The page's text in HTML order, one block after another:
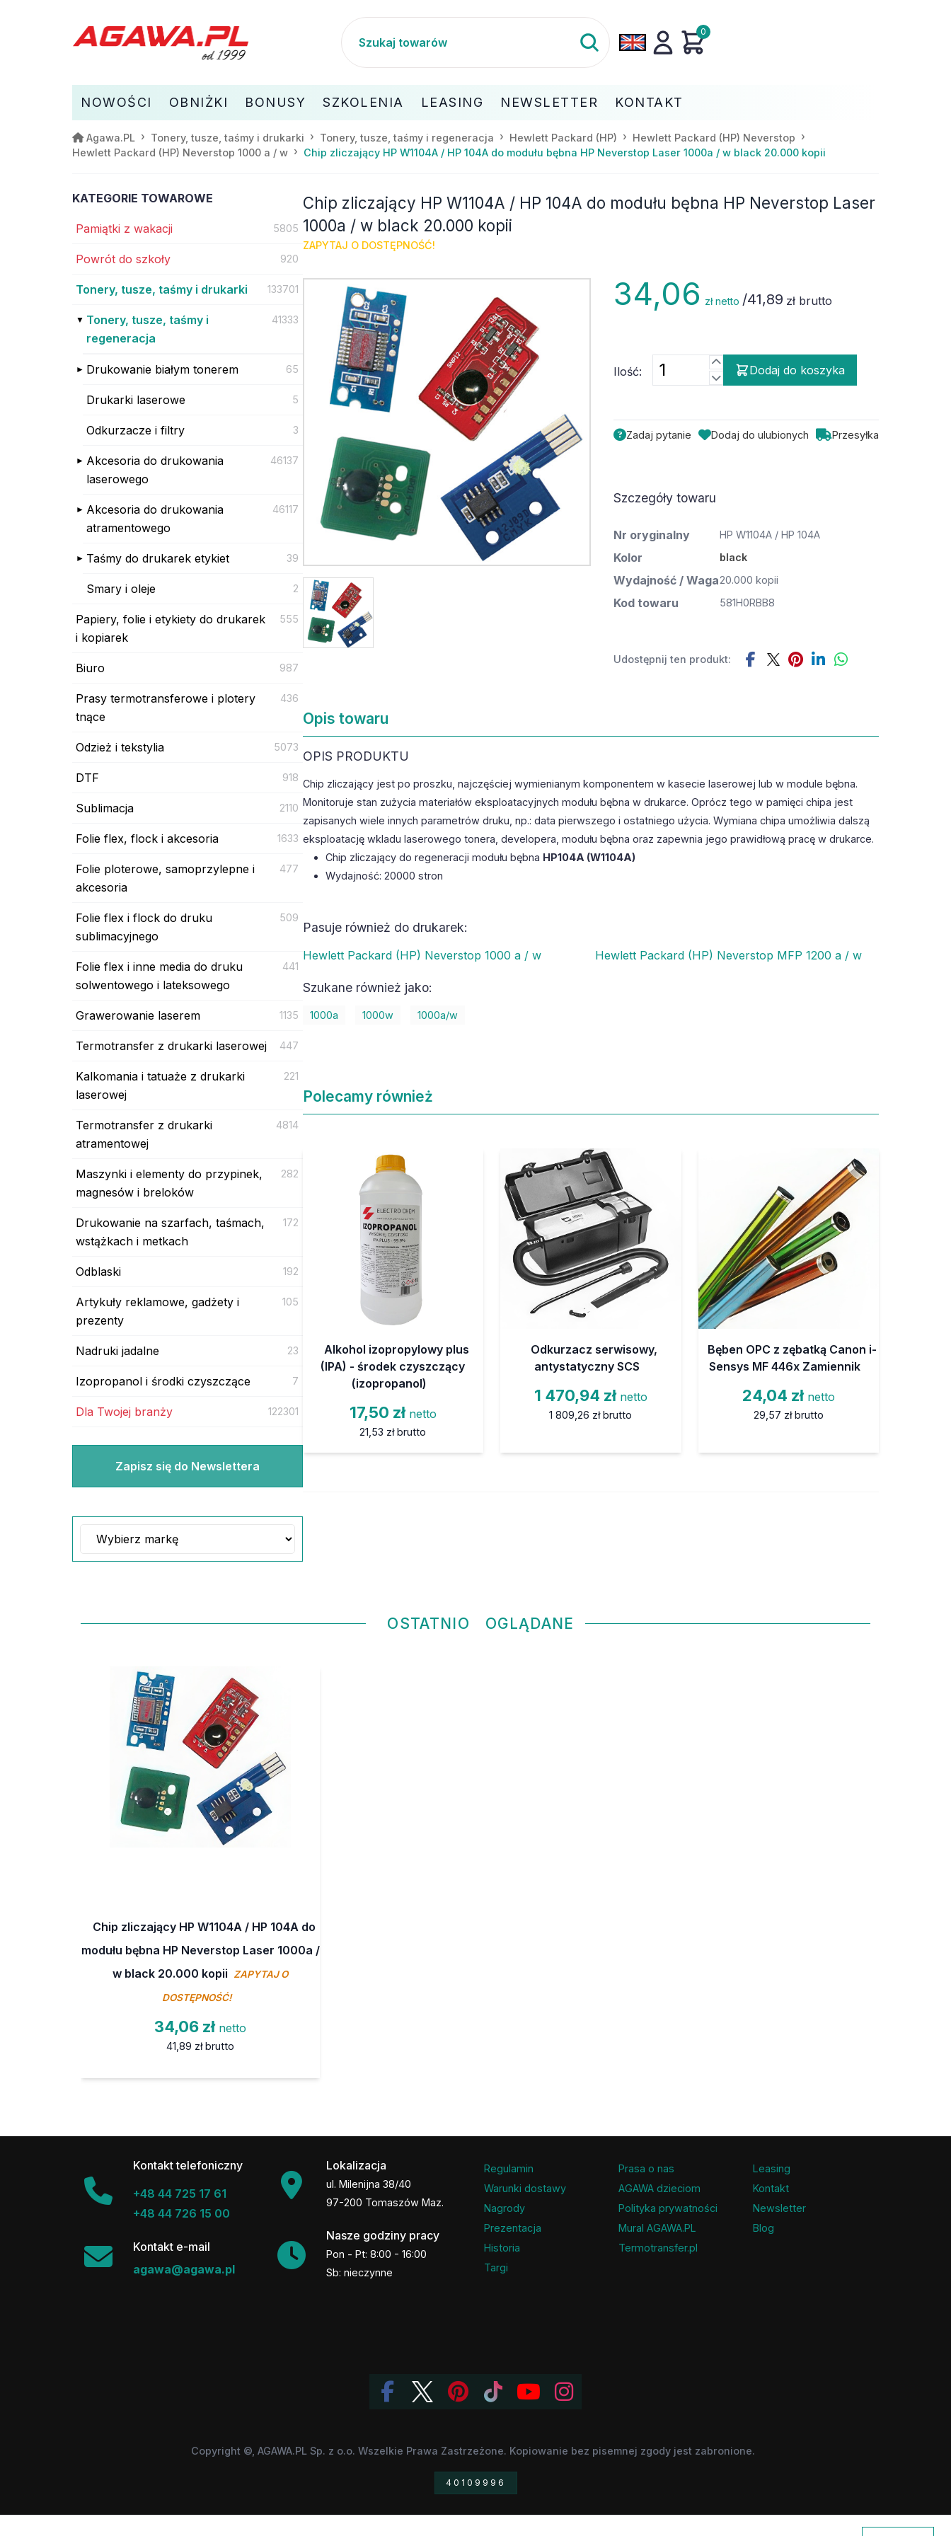
0
NOWOŚCI OBNIŻKI BONUSY SZKOLENIA LEASING NEWSLETTER KONTAKT
Agawa.PL Tonery, tusze, taśmy i drukarki Tonery, tusze, taśmy i regeneracja Hewlett Packard (HP)
Hewlett Packard (HP) Neverstop
Hewlett Packard (HP) Neverstop 1000 a / w
Chip zliczający HP W1104A / HP 104A do modułu bębna HP Neverstop Laser 1000a / w black 20.000 kopii
KATEGORIE TOWAROWE
Pamiątki z wakacji 5805
Powrót do szkoły 920
Tonery, tusze, taśmy i drukarki 133701
Tonery, tusze, taśmy i
regeneracja
41333
Drukowanie białym tonerem 65
Drukarki laserowe 5
Odkurzacze i filtry 3
Akcesoria do drukowania
laserowego
46137
Akcesoria do drukowania
atramentowego
46117
Taśmy do drukarek etykiet 39
Smary i oleje 2
Papiery, folie i etykiety do drukarek
i kopiarek
555
Biuro 987
Prasy termotransferowe i plotery
tnące
436
Odzież i tekstylia 5073
DTF 918
Sublimacja 2110
Folie flex, flock i akcesoria 1633
Folie ploterowe, samoprzylepne i
akcesoria
477
Folie flex i flock do druku
sublimacyjnego
509
Folie flex i inne media do druku
solwentowego i lateksowego
441
Grawerowanie laserem 1135
Termotransfer z drukarki laserowej 447
Kalkomania i tatuaże z drukarki
laserowej
221
Termotransfer z drukarki
atramentowej
4814
Maszynki i elementy do przypinek,
magnesów i breloków
282
Drukowanie na szarfach, taśmach,
wstążkach i metkach
172
Odblaski 192
Artykuły reklamowe, gadżety i
prezenty
105
Nadruki jadalne 23
Izopropanol i środki czyszczące 7
Dla Twojej branży 122301
Zapisz się do Newslettera
Chip zliczający HP W1104A / HP 104A do modułu bębna HP Neverstop Laser
1000a / w black 20.000 kopii
ZAPYTAJ O DOSTĘPNOŚĆ!
34,06 zł netto /41,89 zł brutto
Ilość: Dodaj do koszyka
Zadaj pytanie Dodaj do ulubionych Przesyłka
Szczegóły towaru
Nr oryginalny HP W1104A / HP 104A
Kolor black
Wydajność / Waga20.000 kopii
Kod towaru 581H0RBB8
Udostępnij ten produkt:
Opis towaru
OPIS PRODUKTU
Chip zliczający jest po proszku, najczęściej wymienianym komponentem w kasecie laserowej lub w module bębna.
Monitoruje stan zużycia materiałów eksploatacyjnych modułu bębna w drukarce. Oprócz tego w pamięci chipa jest
zapisanych wiele innych parametrów druku, np.: data pierwszego i ostatniego użycia. Wymiana chipa umożliwia dalszą
eksploatację wkladu laserowego tonera, developera, modułu bębna oraz zapewnia jego prawidłową pracę w drukarce.
Chip zliczający do regeneracji modułu bębna HP104A (W1104A)
Wydajność: 20000 stron
Pasuje również do drukarek:
Hewlett Packard (HP) Neverstop 1000 a / w Hewlett Packard (HP) Neverstop MFP 1200 a / w
Szukane również jako:
1000a 1000w 1000a/w
Polecamy również
Alkohol izopropylowy plus
(IPA) - środek czyszczący
(izopropanol)
17,50 zł netto
21,53 zł brutto
Odkurzacz serwisowy,
antystatyczny SCS
1 470,94 zł netto
1 809,26 zł brutto
Bęben OPC z zębatką Canon i-
Sensys MF 446x Zamiennik
24,04 zł netto
29,57 zł brutto
OSTATNIO OGLĄDANE
Chip zliczający HP W1104A / HP 104A do
modułu bębna HP Neverstop Laser 1000a /
w black 20.000 kopii
ZAPYTAJ O
DOSTĘPNOŚĆ!
34,06 zł netto
41,89 zł brutto
Kontakt telefoniczny
+48 44 725 17 61
+48 44 726 15 00
Kontakt e-mail
agawa@agawa.pl
Lokalizacja
ul. Milenijna 38/40
97-200 Tomaszów Maz.
Nasze godziny pracy
Pon - Pt: 8:00 - 16:00
Sb: nieczynne
Regulamin
Warunki dostawy
Nagrody
Prezentacja
Historia
Targi
Prasa o nas
AGAWA dzieciom
Polityka prywatności
Mural AGAWA.PL
Termotransfer.pl
Leasing
Kontakt
Newsletter
Blog
Copyright ©, AGAWA.PL Sp. z o.o. Wszelkie Prawa Zastrzeżone. Kopiowanie bez pisemnej zgody jest zabronione.
40109996